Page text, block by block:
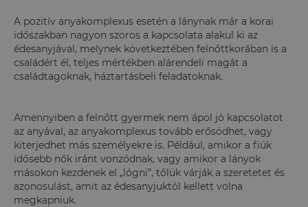
A pozitív anyakomplexus esetén a lánynak már a korai
időszakban nagyon szoros a kapcsolata alakul ki az
édesanyjával, melynek következtében felnőttkorában is a
családért él, teljes mértékben alárendeli magát a
családtagoknak, háztartásbeli feladatoknak.
Amennyiben a felnőtt gyermek nem ápol jó kapcsolatot
az anyával, az anyakomplexus tovább erősödhet, vagy
kiterjedhet más személyekre is. Például, amikor a fiúk
idősebb nők iránt vonzódnak, vagy amikor a lányok
másokon kezdenek el „lógni”, tőlük várják a szeretetet és
azonosulást, amit az édesanyjuktól kellett volna
megkapniuk.